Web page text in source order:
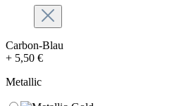
Carbon-Blau
+ 5,50 €
Metallic